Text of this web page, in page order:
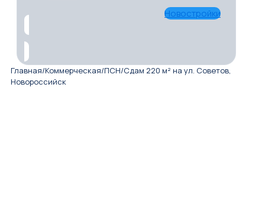
Новостройки
Главная/Коммерческая/ПСН/Сдам 220 м² на ул. Советов,
Новороссийск